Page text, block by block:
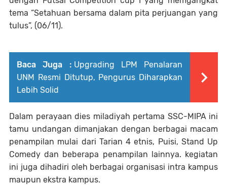
tema “Setahuan bersama dalam pita perjuangan yang
tulus”, (06/11).
Baca Juga : Upgrading LPM Penalaran
UNM Resmi Ditutup, Pengurus Diharapkan
Lebih Solid
Dalam perayaan dies miladiyah pertama SSC-MIPA ini
tamu undangan dimanjakan dengan berbagai macam
penampilan mulai dari Tarian 4 etnis, Puisi, Stand Up
Comedy dan beberapa penampilan lainnya. kegiatan
ini juga dihadiri oleh berbagai organisasi intra kampus
maupun ekstra kampus.